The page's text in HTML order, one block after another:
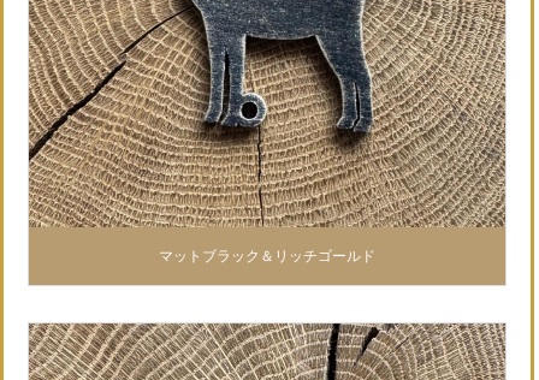
マットブラック＆リッチゴールド